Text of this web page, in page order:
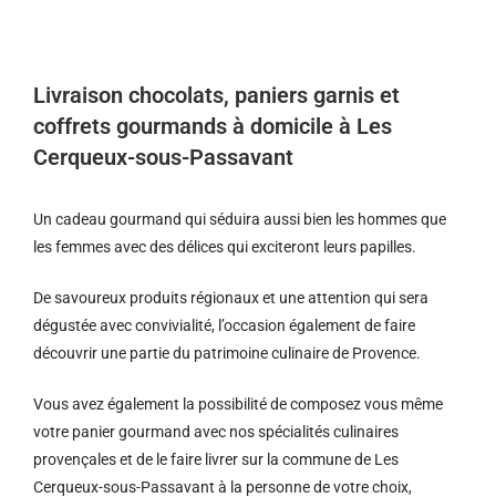
Livraison chocolats, paniers garnis et
coffrets gourmands à domicile à Les
Cerqueux-sous-Passavant
Un cadeau gourmand qui séduira aussi bien les hommes que
les femmes avec des délices qui exciteront leurs papilles.
De savoureux produits régionaux et une attention qui sera
dégustée avec convivialité, l’occasion également de faire
découvrir une partie du patrimoine culinaire de Provence.
Vous avez également la possibilité de composez vous même
votre panier gourmand avec nos spécialités culinaires
provençales et de le faire livrer sur la commune de Les
Cerqueux-sous-Passavant à la personne de votre choix,